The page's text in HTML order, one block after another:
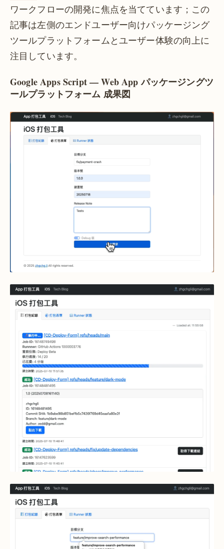
ワークフローの開発に焦点を当てています；この
記事は左側のエンドユーザー向けパッケージング
ツールプラットフォームとユーザー体験の向上に
注目しています。
Google Apps Script — Web App パッケージングツ
ールプラットフォーム 成果図